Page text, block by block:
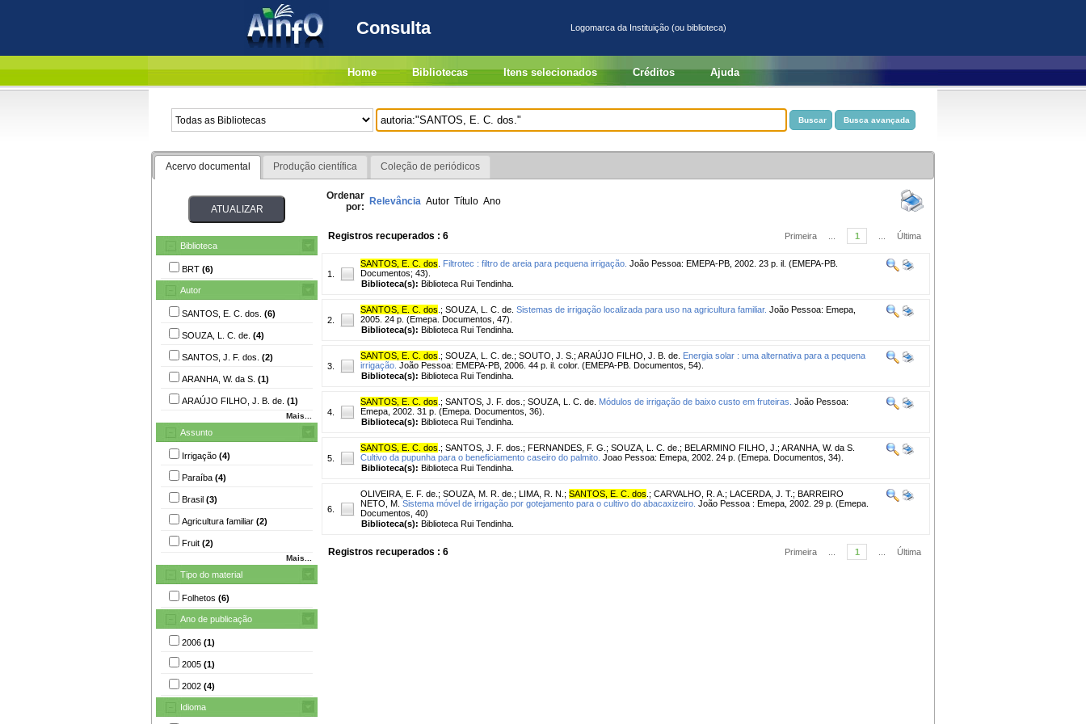
Consulta Logomarca da Instituição (ou biblioteca)
Home Bibliotecas Itens selecionados Créditos Ajuda
Acervo documental Produção científica Coleção de periódicos
Biblioteca
BRT (6)
Autor
SANTOS, E. C. dos. (6)
SOUZA, L. C. de. (4)
SANTOS, J. F. dos. (2)
ARANHA, W. da S. (1)
ARAÚJO FILHO, J. B. de. (1)
Mais...
Assunto
Irrigação (4)
Paraíba (4)
Brasil (3)
Agricultura familiar (2)
Fruit (2)
Mais...
Tipo do material
Folhetos (6)
Ano de publicação
2006 (1)
2005 (1)
2002 (4)
Idioma
Ordenar
por: Relevância Autor Título Ano
Registros recuperados : 6 Primeira 1 Última
1.
SANTOS, E. C. dos Filtrotec : filtro de areia para pequena irrigação. João Pessoa: EMEPA-PB, 2002. 23 p. il. (EMEPA-PB.
Documentos; 43).
Biblioteca(s): Biblioteca Rui Tendinha.
2.
SANTOS, E. C. dos ; SOUZA, L. C. de. Sistemas de irrigação localizada para uso na agricultura familiar. João Pessoa: Emepa,
2005. 24 p. (Emepa. Documentos, 47).
Biblioteca(s): Biblioteca Rui Tendinha.
3.
SANTOS, E. C. dos ; SOUZA, L. C. de. ; SOUTO, J. S. ; ARAÚJO FILHO, J. B. de. Energia solar : uma alternativa para a pequena
irrigação. João Pessoa: EMEPA-PB, 2006. 44 p. il. color. (EMEPA-PB. Documentos, 54).
Biblioteca(s): Biblioteca Rui Tendinha.
4.
SANTOS, E. C. dos ; SANTOS, J. F. dos. ; SOUZA, L. C. de. Módulos de irrigação de baixo custo em fruteiras. João Pessoa:
Emepa, 2002. 31 p. (Emepa. Documentos, 36).
Biblioteca(s): Biblioteca Rui Tendinha.
5.
SANTOS, E. C. dos ; SANTOS, J. F. dos. ; FERNANDES, F. G. ; SOUZA, L. C. de. ; BELARMINO FILHO, J. ; ARANHA, W. da S.
Cultivo da pupunha para o beneficiamento caseiro do palmito. Joao Pessoa: Emepa, 2002. 24 p. (Emepa. Documentos, 34).
Biblioteca(s): Biblioteca Rui Tendinha.
6.
OLIVEIRA, E. F. de. ; SOUZA, M. R. de. ; LIMA, R. N. ; SANTOS, E. C. dos ; CARVALHO, R. A. ; LACERDA, J. T. ; BARREIRO
NETO, M. Sistema móvel de irrigação por gotejamento para o cultivo do abacaxizeiro. João Pessoa : Emepa, 2002. 29 p. (Emepa.
Documentos, 40)
Biblioteca(s): Biblioteca Rui Tendinha.
Registros recuperados : 6 Primeira 1 Última